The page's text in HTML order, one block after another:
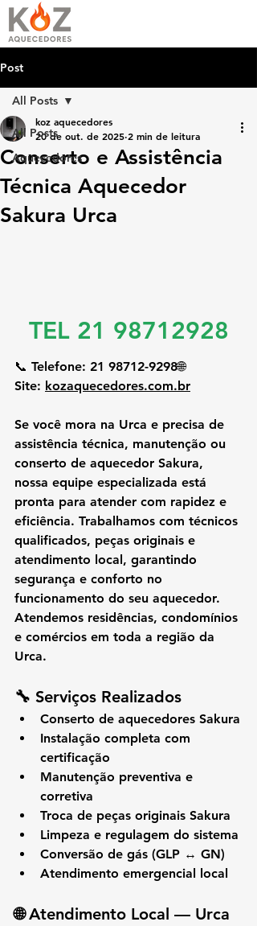
Post
All Posts
Aquecedores
All Posts
Conserto e Assistência
Técnica Aquecedor
Sakura Urca
koz aquecedores
20 de out. de 2025 2 min de leitura
TEL 21 98712928
📞 Telefone: 21 98712-9298🌐
Site: kozaquecedores.com.br
Se você mora na Urca e precisa de
assistência técnica, manutenção ou
conserto de aquecedor Sakura,
nossa equipe especializada está
pronta para atender com rapidez e
eficiência. Trabalhamos com técnicos
qualificados, peças originais e
atendimento local, garantindo
segurança e conforto no
funcionamento do seu aquecedor.
Atendemos residências, condomínios
e comércios em toda a região da
Urca.
🔧 Serviços Realizados
Conserto de aquecedores Sakura
Instalação completa com
certificação
Manutenção preventiva e
corretiva
Troca de peças originais Sakura
Limpeza e regulagem do sistema
Conversão de gás (GLP ↔ GN)
Atendimento emergencial local
🌐 Atendimento Local — Urca